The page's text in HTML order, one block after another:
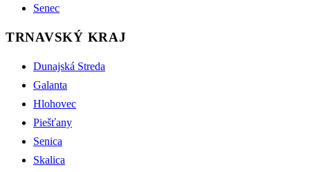
Senec
TRNAVSKÝ KRAJ
Dunajská Streda
Galanta
Hlohovec
Piešťany
Senica
Skalica